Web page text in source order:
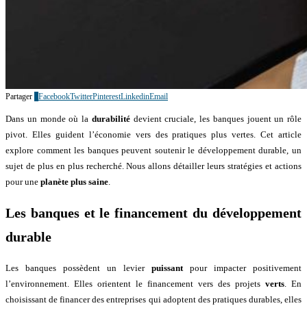
Partager FacebookTwitterPinterestLinkedinEmail
Dans un monde où la durabilitédevient cruciale, les banques jouent un rôle
pivot. Elles guident l’économie vers des pratiques plus vertes. Cet article
explore comment les banques peuvent soutenir le développement durable, un
sujet de plus en plus recherché. Nous allons détailler leurs stratégies et actions
pour une planète plus saine.
Les banques et le financement du développement
durable
Les banques possèdent un levier puissant pour impacter positivement
l’environnement. Elles orientent le financement vers des projets verts . En
choisissant de financer des entreprises qui adoptent des pratiques durables, elles